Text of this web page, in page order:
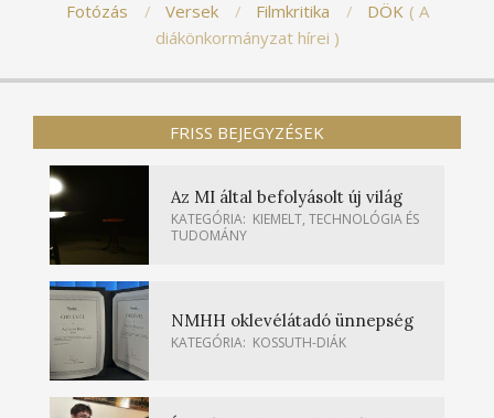
Fotózás
Versek Filmkritika DÖK
A
diákönkormányzat hírei
FRISS BEJEGYZÉSEK
Az MI által befolyásolt új világ
KATEGÓRIA: KIEMELT, TECHNOLÓGIA ÉS
TUDOMÁNY
NMHH oklevélátadó ünnepség
KATEGÓRIA: KOSSUTH-DIÁK